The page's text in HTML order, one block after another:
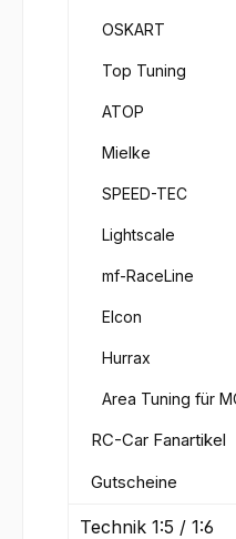
OSKART
Top Tuning
ATOP
Mielke
SPEED-TEC
Lightscale
mf-RaceLine
Elcon
Hurrax
Area Tuning für
RC-Car Fanartikel
Gutscheine
Technik 1:5 / 1:6